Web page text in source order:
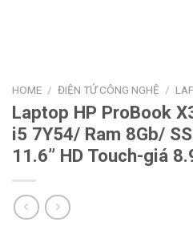
HOME / ĐIỆN TỬ CÔNG NGHỆ /
Laptop HP ProBook
i5 7Y54/ Ram 8Gb/
11.6” HD Touch-giá